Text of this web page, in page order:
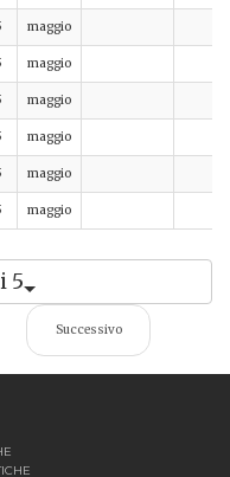
maggio
maggio
maggio
maggio
maggio
maggio
5
Successivo